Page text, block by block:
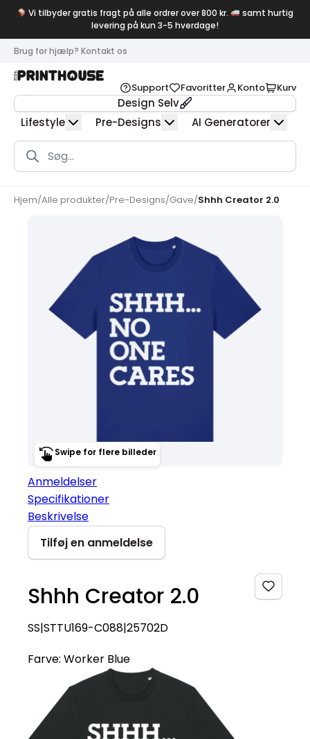
Vi tilbyder gratis fragt på alle ordrer over 800 kr.
samt hurtig
levering på kun 3-5 hverdage!
Brug for hjælp? Kontakt os
Support Favoritter Konto Kurv
Design Selv
Lifestyle
Pre-Designs AI Generatorer
Products
search
Hjem/Alle produkter/Pre-Designs/Gave/Shhh Creator 2.0
Swipe for flere billeder
Anmeldelser
Specifikationer
Beskrivelse
Tilføj en anmeldelse
Shhh Creator 2.0
SS|STTU169-C088|25702D
Farve: Worker Blue